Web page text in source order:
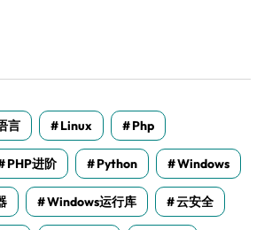
言 Linux Php
PHP进阶 Python Windows
Windows运行库 云安全